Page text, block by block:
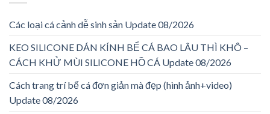
Các loại cá cảnh dễ sinh sản Update 08/2026
KEO SILICONE DÁN KÍNH BỂ CÁ BAO LÂU THÌ KHÔ –
CÁCH KHỬ MÙI SILICONE HỒ CÁ Update 08/2026
Cách trang trí bể cá đơn giản mà đẹp (hình ảnh+video)
Update 08/2026